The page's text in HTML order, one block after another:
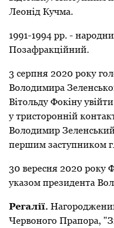
Леонід Кучма.
1991-1994 рр. -
Позафракційний.
3 серпня 2020 року
Володимира
Вітольду Фокіну
у тристоронній
Володимир
першим заступником
30 вересня 2020 року
указом президента
Регалії.
Червоного Прапора,